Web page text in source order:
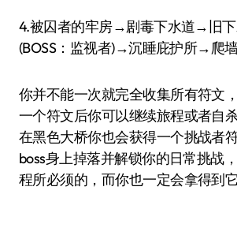
4.被囚者的牢房→剧毒下水道→旧
(BOSS：监视者)→沉睡庇护所→爬
你并不能一次就完全收集所有符文
一个符文后你可以继续旅程或者自
在黑色大桥你也会获得一个挑战者
boss身上掉落并解锁你的日常挑战
程所必须的，而你也一定会拿得到它